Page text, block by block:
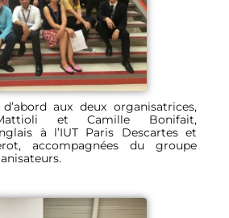
aux deux organisatrices,
et Camille Bonifait,
à l’IUT Paris Descartes et
accompagnées du groupe